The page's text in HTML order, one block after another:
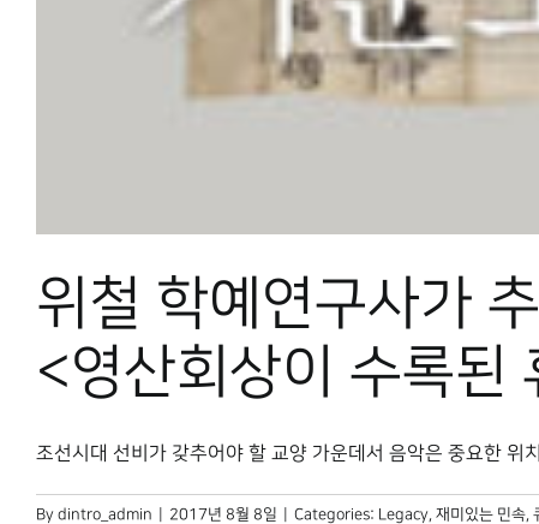
위철 학예연구사가
<영산회상이 수록된
조선시대 선비가 갖추어야 할 교양 가운데서 음악은 중요한 위
By dintro_admin 2017년 8월 8일 Categories: Legacy, 재미있는 민속,